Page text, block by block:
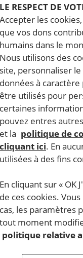
LE RESPECT DE
Accepter les
que vos dons
humains dans le
Nous utilisons des
site, personnaliser
données à
être utilisés pour
certaines
pouvez entres
et la politique de
cliquant ici. En
utilisées à des fins
En cliquant sur « OK
de ces cookies.
cas, les paramètres
tout moment
politique relative